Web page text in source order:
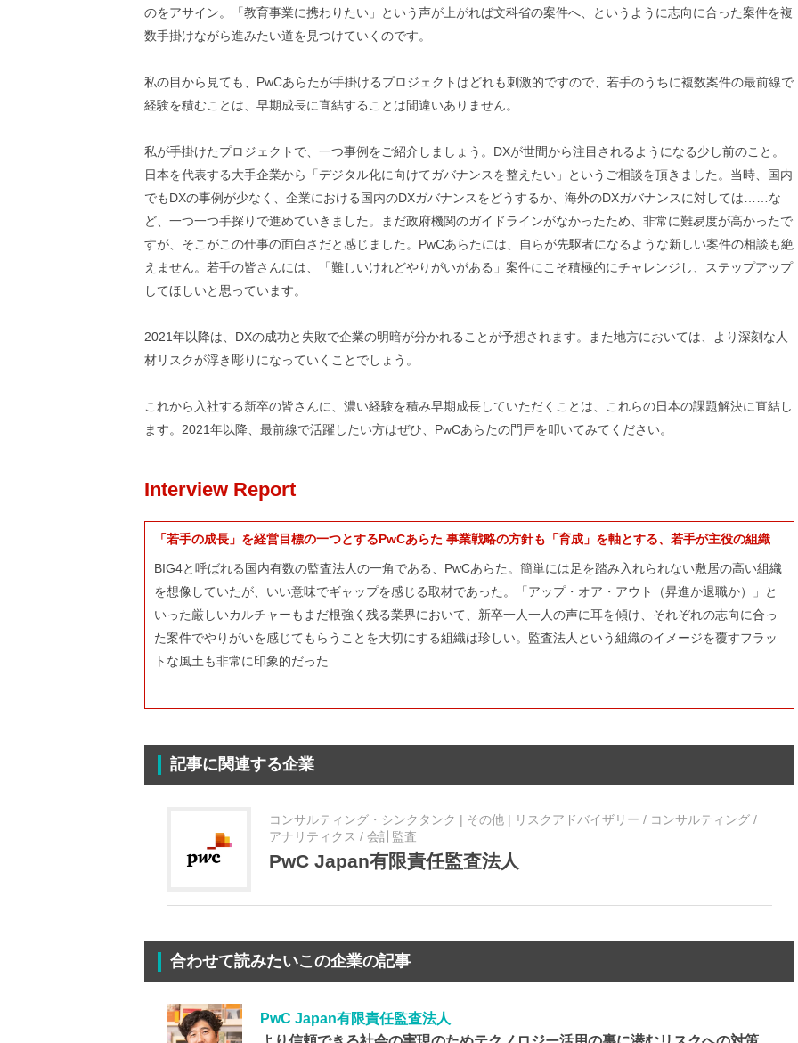
のをアサイン。「教育事業に携わりたい」という声が上がれば文科省の案件へ、というように志向に合った案件を複
数手掛けながら進みたい道を見つけていくのです。
私の目から見ても、PwCあらたが手掛けるプロジェクトはどれも刺激的ですので、若手のうちに複数案件の最前線で
経験を積むことは、早期成長に直結することは間違いありません。
私が手掛けたプロジェクトで、一つ事例をご紹介しましょう。DXが世間から注目されるようになる少し前のこと。
日本を代表する大手企業から「デジタル化に向けてガバナンスを整えたい」というご相談を頂きました。当時、国内
でもDXの事例が少なく、企業における国内のDXガバナンスをどうするか、海外のDXガバナンスに対しては……な
ど、一つ一つ手探りで進めていきました。まだ政府機関のガイドラインがなかったため、非常に難易度が高かったで
すが、そこがこの仕事の面白さだと感じました。PwCあらたには、自らが先駆者になるような新しい案件の相談も絶
えません。若手の皆さんには、「難しいけれどやりがいがある」案件にこそ積極的にチャレンジし、ステップアップ
してほしいと思っています。
2021年以降は、DXの成功と失敗で企業の明暗が分かれることが予想されます。また地方においては、より深刻な人
材リスクが浮き彫りになっていくことでしょう。
これから入社する新卒の皆さんに、濃い経験を積み早期成長していただくことは、これらの日本の課題解決に直結し
ます。2021年以降、最前線で活躍したい方はぜひ、PwCあらたの門戸を叩いてみてください。
Interview Report
「若手の成長」を経営目標の一つとするPwCあらた 事業戦略の方針も「育成」を軸とする、若手が主役の組織
BIG4と呼ばれる国内有数の監査法人の一角である、PwCあらた。簡単には足を踏み入れられない敷居の高い組織
を想像していたが、いい意味でギャップを感じる取材であった。「アップ・オア・アウト（昇進か退職か）」と
いった厳しいカルチャーもまだ根強く残る業界において、新卒一人一人の声に耳を傾け、それぞれの志向に合っ
た案件でやりがいを感じてもらうことを大切にする組織は珍しい。監査法人という組織のイメージを覆すフラッ
トな風土も非常に印象的だった
記事に関連する企業
コンサルティング・シンクタンク | その他 | リスクアドバイザリー / コンサルティング /
アナリティクス / 会計監査
PwC Japan有限責任監査法人
合わせて読みたいこの企業の記事
PwC Japan有限責任監査法人